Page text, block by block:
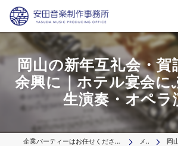
岡山の新年互礼会・賀
余興に｜ホテル宴会に
生演奏・オペラ
企業パーティーはお任せください プロの出張演奏サービス【波】／国内9拠点より全国へ メディア 岡山の新